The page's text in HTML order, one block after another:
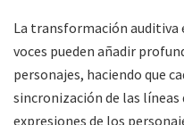
La transformación auditiva
voces pueden añadir
personajes, haciendo que
sincronización de las líneas
expresiones de los